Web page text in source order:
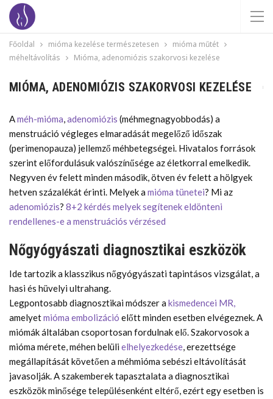
Főoldal mióma kezelése természetesen
mióma műtét
méheltávolítás
Mióma, adenomiózis szakorvosi kezelése
MIÓMA, ADENOMIÓZIS SZAKORVOSI KEZELÉSE
Améh-mióma,adenomiózis (méhmegnagyobbodás) a
menstruáció végleges elmaradását megelőző időszak
(perimenopauza) jellemző méhbetegségei. Hivatalos források
szerint előfordulásuk valószínűsége az életkorral emelkedik.
Negyven év felett minden második, ötven év felett a hölgyek
hetven százalékát érinti. Melyek a mióma tünetei? Mi az
adenomiózis? 8+2 kérdés melyek segítenek eldönteni
rendellenes-e a menstruációs vérzésed
Nőgyógyászati diagnosztikai eszközök
Ide tartozik a klasszikus nőgyógyászati tapintásos vizsgálat, a
hasi és hüvelyi ultrahang.
Legpontosabb diagnosztikai módszer a kismedencei MR,
amelyetmióma embolizáció előtt minden esetben elvégeznek. A
miómák általában csoportosan fordulnak elő. Szakorvosok a
mióma mérete, méhen belüli elhelyezkedése, erezettsége
megállapítását követően a méhmióma sebészi eltávolítását
javasolják. A szakemberek tapasztalata a diagnosztikai
eszközök minősége településenként eltérő, ezért egy esetben is